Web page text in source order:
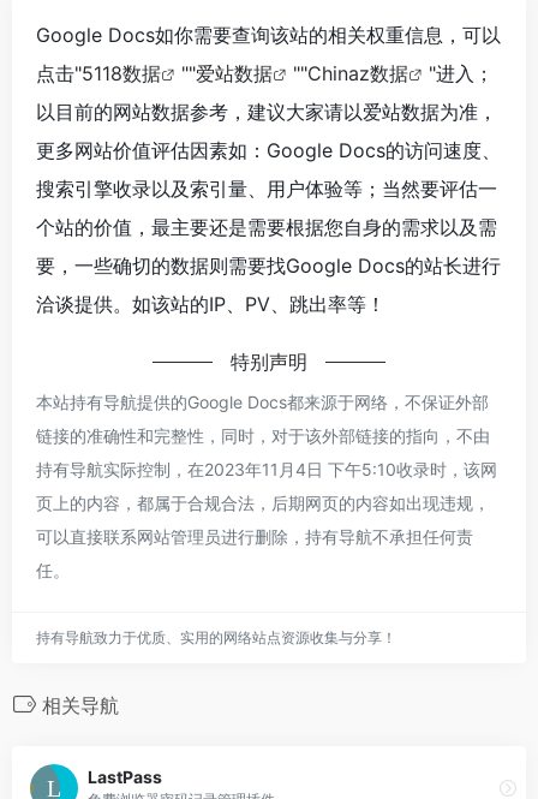
Google Docs如你需要查询该站的相关权重信息，可以
点击"5118数据 ""爱站数据 ""Chinaz数据
"进入；
以目前的网站数据参考，建议大家请以爱站数据为准，
更多网站价值评估因素如：Google Docs的访问速度、
搜索引擎收录以及索引量、用户体验等；当然要评估一
个站的价值，最主要还是需要根据您自身的需求以及需
要，一些确切的数据则需要找Google Docs的站长进行
洽谈提供。如该站的IP、PV、跳出率等！
特别声明
本站持有导航提供的Google Docs都来源于网络，不保证外部
链接的准确性和完整性，同时，对于该外部链接的指向，不由
持有导航实际控制，在2023年11月4日 下午5:10收录时，该网
页上的内容，都属于合规合法，后期网页的内容如出现违规，
可以直接联系网站管理员进行删除，持有导航不承担任何责
任。
持有导航致力于优质、实用的网络站点资源收集与分享！
相关导航
LastPass